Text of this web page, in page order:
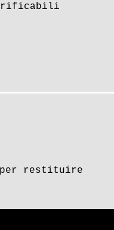
per restituire